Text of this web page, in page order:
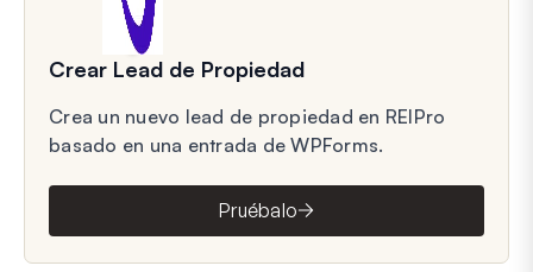
Crear Lead de Propiedad
Crea un nuevo lead de propiedad en REIPro
basado en una entrada de WPForms.
Pruébalo